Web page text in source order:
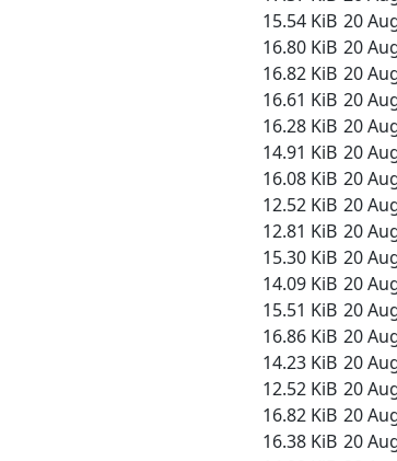
15.54 KiB 20
16.80 KiB 20
16.82 KiB 20
16.61 KiB 20
16.28 KiB 20
14.91 KiB 20
16.08 KiB 20
12.52 KiB 20
12.81 KiB 20
15.30 KiB 20
14.09 KiB 20
15.51 KiB 20
16.86 KiB 20
14.23 KiB 20
12.52 KiB 20
16.82 KiB 20
16.38 KiB 20